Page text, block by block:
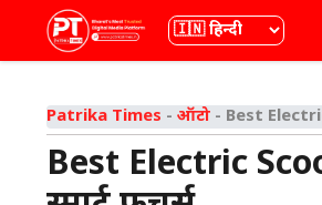
content
भाषा
Patrika Times - ऑटो - Best
Best Electric